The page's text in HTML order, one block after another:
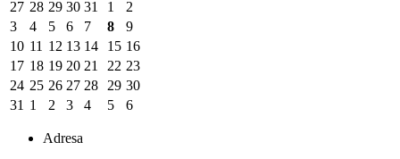
27 28 29 30 31 1
2
3
4 5 6 7 8
9
10 11 12 13 14 15 16
17 18 19 20 21 22 23
24 25 26 27 28 29 30
31 1 2 3 4 5 6
Adresa